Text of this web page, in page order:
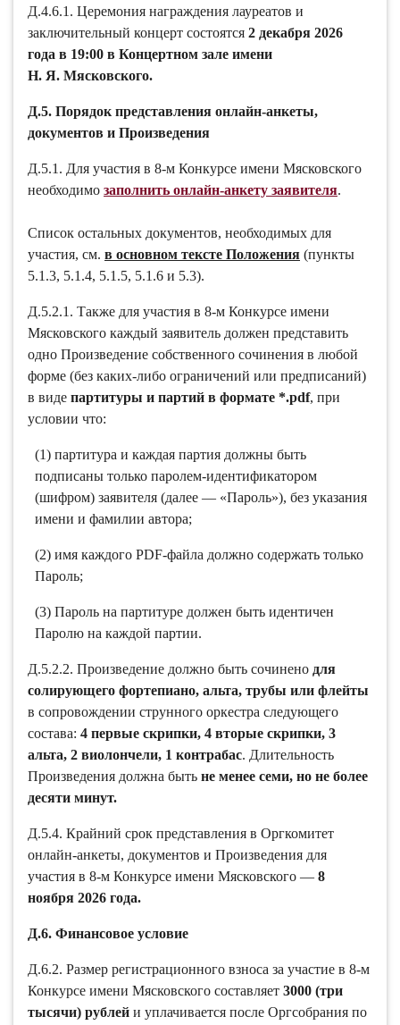
Д.4.6.1. Церемония награждения лауреатов и
заключительный концерт состоятся 2 декабря 2026
года в 19:00 в Концертном зале имени
Н. Я. Мясковского.
Д.5. Порядок представления онлайн-анкеты,
документов и Произведения
Д.5.1. Для участия в 8-м Конкурсе имени Мясковского
необходимо заполнить онлайн-анкету заявителя.
Список остальных документов, необходимых для
участия, см. в основном тексте Положения (пункты
5.1.3, 5.1.4, 5.1.5, 5.1.6 и 5.3).
Д.5.2.1. Также для участия в 8-м Конкурсе имени
Мясковского каждый заявитель должен представить
одно Произведение собственного сочинения в любой
форме (без каких-либо ограничений или предписаний)
в виде партитуры и партий в формате *.pdf, при
условии что:
(1) партитура и каждая партия должны быть
подписаны только паролем-идентификатором
(шифром) заявителя (далее — «Пароль»), без указания
имени и фамилии автора;
(2) имя каждого PDF-файла должно содержать только
Пароль;
(3) Пароль на партитуре должен быть идентичен
Паролю на каждой партии.
Д.5.2.2. Произведение должно быть сочинено для
солирующего фортепиано, альта, трубы или флейты
в сопровождении струнного оркестра следующего
состава: 4 первые скрипки, 4 вторые скрипки, 3
альта, 2 виолончели, 1 контрабас. Длительность
Произведения должна быть не менее семи, но не более
десяти минут.
Д.5.4. Крайний срок представления в Оргкомитет
онлайн-анкеты, документов и Произведения для
участия в 8-м Конкурсе имени Мясковского — 8
ноября 2026 года.
Д.6. Финансовое условие
Д.6.2. Размер регистрационного взноса за участие в 8-м
Конкурсе имени Мясковского составляет 3000 (три
тысячи) рублей и уплачивается после Оргсобрания по